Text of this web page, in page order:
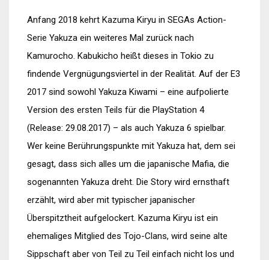
Anfang 2018 kehrt Kazuma Kiryu in SEGAs Action-
Serie Yakuza ein weiteres Mal zurück nach
Kamurocho. Kabukicho heißt dieses in Tokio zu
findende Vergnügungsviertel in der Realität. Auf der E3
2017 sind sowohl Yakuza Kiwami – eine aufpolierte
Version des ersten Teils für die PlayStation 4
(Release: 29.08.2017) – als auch Yakuza 6 spielbar.
Wer keine Berührungspunkte mit Yakuza hat, dem sei
gesagt, dass sich alles um die japanische Mafia, die
sogenannten Yakuza dreht. Die Story wird ernsthaft
erzählt, wird aber mit typischer japanischer
Überspitztheit aufgelockert. Kazuma Kiryu ist ein
ehemaliges Mitglied des Tojo-Clans, wird seine alte
Sippschaft aber von Teil zu Teil einfach nicht los und